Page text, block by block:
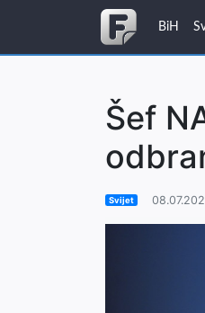
BiH
Šef
Svijet